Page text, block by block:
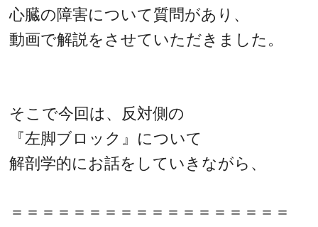
心臓の障害について質問があり、
動画で解説をさせていただきました。
そこで今回は、反対側の
『左脚ブロック』について
解剖学的にお話をしていきながら、
＝＝＝＝＝＝＝＝＝＝＝＝＝＝＝＝＝＝